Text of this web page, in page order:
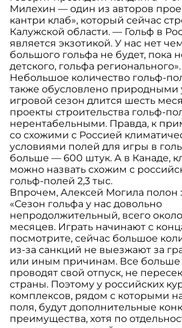
Милехин — один из авторов
кантри клаб», который сейчас
Калужской области. — Гольф в
является экзотикой. У нас нет
большого гольфа не будет, пока
детского, гольфа регионального».
Небольшое количество гольф-
также обусловлено
игровой сезон длится шесть
проекты строительства гольф-
нерентабельными. Правда, к
со схожими с Россией
условиями полей для игры в
больше — 600 штук. А в Канаде,
можно назвать схожим с
гольф-полей 2,3 тыс.
Впрочем, Алексей Могила полон
«Сезон гольфа у нас довольно
непродолжительный, всего
месяцев. Играть начинают с
посмотрите, сейчас большое
из-за санкций не выезжают за
или иным причинам. Все
проводят свой отпуск, не
страны. Поэтому у российских
комплексов, рядом с которыми
поля, будут дополнительные
преимущества, хотя по